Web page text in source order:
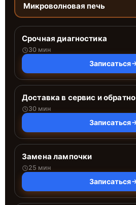
Микроволновая печь
Срочная диагностика
30 мин
Записаться
Доставка в сервис и обратно
30 мин
Записаться
Замена лампочки
25 мин
Записаться